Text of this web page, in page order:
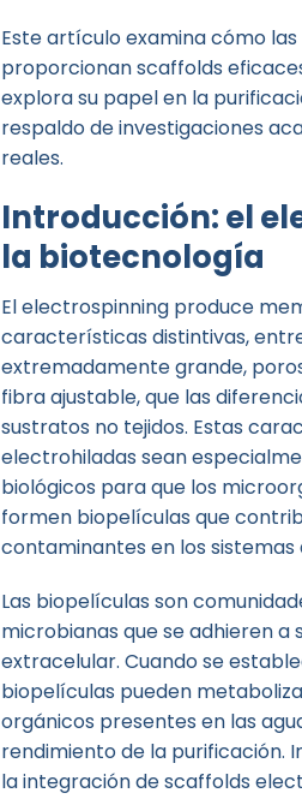
Este artículo examina cómo
proporcionan scaffolds
explora su papel en la
respaldo de investigaciones
reales.
Introducción: el
la biotecnología
El electrospinning produce
características distintivas,
extremadamente grande,
fibra ajustable, que las
sustratos no tejidos. Estas
electrohiladas sean
biológicos para que los
formen biopelículas que
contaminantes en los
Las biopelículas son
microbianas que se adhieren
extracelular. Cuando se
biopelículas pueden
orgánicos presentes en las
rendimiento de la purificación.
la integración de scaffolds